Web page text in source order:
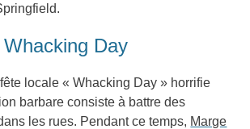
Day
fête locale « Whacking Day » horrifie
barbare consiste à battre des
les rues. Pendant ce temps, Marge